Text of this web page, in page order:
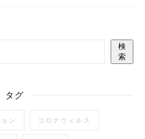
検
索
タグ
ン コロナウィルス